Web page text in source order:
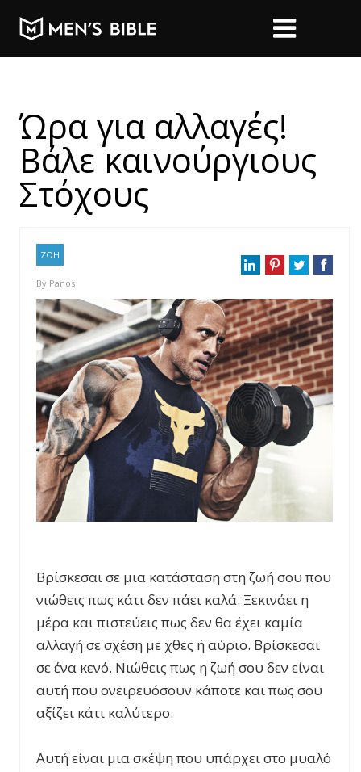
Ώρα για αλλαγές!
Βάλε καινούργιους
Στόχους
ΖΩΗ
By Panos
Βρίσκεσαι σε μια κατάσταση στη ζωή σου που
νιώθεις πως κάτι δεν πάει καλά. Ξεκινάει η
μέρα και πιστεύεις πως δεν θα έχει καμία
αλλαγή σε σχέση με χθες ή αύριο. Βρίσκεσαι
σε ένα κενό. Νιώθεις πως η ζωή σου δεν είναι
αυτή που ονειρευόσουν κάποτε και πως σου
αξίζει κάτι καλύτερο.
Αυτή είναι μια σκέψη που υπάρχει στο μυαλό